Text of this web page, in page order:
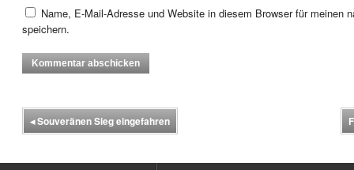
Name, E-Mail-Adresse und Website in diesem Browser für meinen
speichern.
◂Souveränen Sieg eingefahren